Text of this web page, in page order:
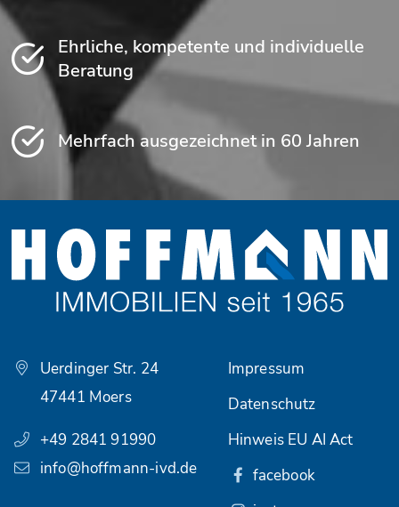
Ehrliche, kompetente und individuelle
Beratung
Mehrfach ausgezeichnet in 60 Jahren
Uerdinger Str. 24
47441 Moers
+49 2841 91990
info@hoffmann-ivd.de
Impressum
Datenschutz
Hinweis EU AI Act
facebook